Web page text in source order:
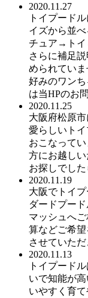
2020.11.27
トイプード
イズから並
チュア→トイ
さらに補足
められてい
好みのワン
は当HPのお
2020.11.25
大阪府松原
愛らしいト
おこなって
方にお越し
お探しでした
2020.11.19
大阪でトイ
ダードプー
マッシュへ
算などご希
させていただ
2020.11.13
トイプード
いで知能が
いやすく育